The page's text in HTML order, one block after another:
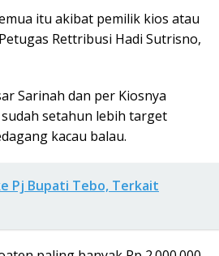
itu akibat pemilik kios atau
Rettribusi Hadi Sutrisno,
Sarinah dan per Kiosnya
setahun lebih target
kacau balau.
Pj Bupati Tebo, Terkait